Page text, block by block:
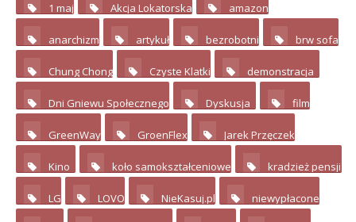
1 maj 2 Akcja Lokatorska 4 amazon
anarchizm 3 artykuł 7 bezrobotni 4 brw sofa
Chung Chong 3 Czyste Klatki 2 demonstracja
Dni Gniewu Społecznego 2 Dyskusja 11 film
GreenWay 4 GroenFlex 2 Jarek Przęczek
Kino 10 koło samokształceniowe 3 kradzież pensji
LG 3 LOVO 4 NieKasuj.pl 8 niewypłacone